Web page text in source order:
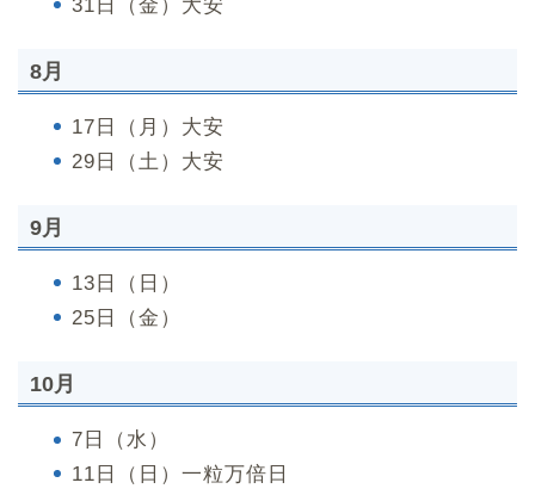
31日（金）大安
8月
17日（月）大安
29日（土）大安
9月
13日（日）
25日（金）
10月
7日（水）
11日（日）一粒万倍日